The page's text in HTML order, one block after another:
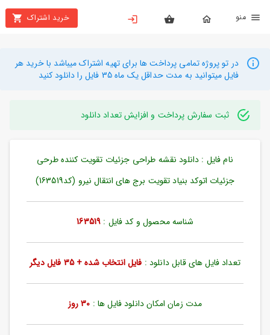
خرید اشتراک
بستن
محصولات
تهیه
راهنما
دانلود
خرید
ورود
به
در تو پروژه تمامی پرداخت ها برای تهیه اشتراک میباشد با خرید هر
فایل میتوانید به مدت حداقل یک ماه 35 فایل را دانلود کنید
ثبت سفارش پرداخت و افزایش تعداد دانلود
نام فایل : دانلود نقشه طراحی جزئیات تقویت کننده طرحی
جزئیات اتوکد بنیاد تقویت برج های انتقال نیرو (کد163519)
شناسه محصول و کد فایل : 163519
تعداد فایل های قابل دانلود : فایل انتخاب شده + 35 فایل دیگر
مدت زمان امکان دانلود فایل ها : 30 روز